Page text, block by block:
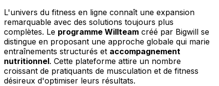
L'univers du fitness en ligne connaît une expansion
remarquable avec des solutions toujours plus
complètes. Le programme Willteam créé par Bigwill se
distingue en proposant une approche globale qui marie
entraînements structurés et accompagnement
nutritionnel. Cette plateforme attire un nombre
croissant de pratiquants de musculation et de fitness
désireux d'optimiser leurs résultats.